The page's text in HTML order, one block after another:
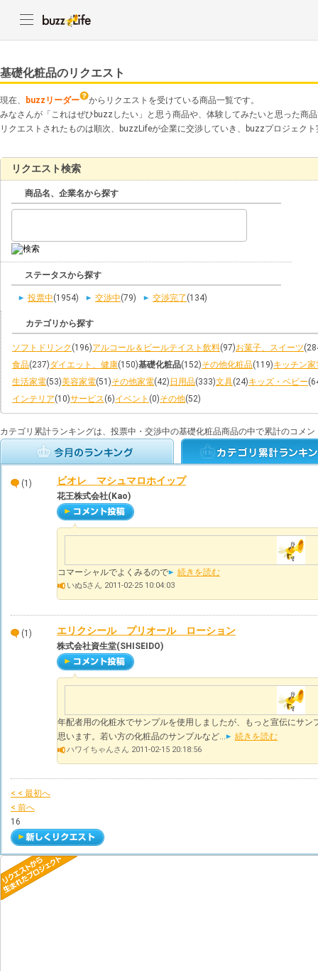
基礎化粧品のリクエスト
現在、 buzzリーダー
からリクエストを受けている商品一覧です。
みなさんが「これはぜひbuzzしたい」と思う商品や、体験してみたいと思った商
リクエストされたものは順次、buzzLifeが企業に交渉していき、buzzプロジェク
リクエスト検索
商品名、企業名から探す
ステータスから探す
投票中(1954) 交渉中(79) 交渉完了 (134)
カテゴリから探す
ソフトドリンク (196)アルコール＆ビールテイスト飲料(97)お菓子、スイーツ
食品(237)ダイエット、健康(150)基礎化粧品(152)その他化粧品(119)キッチン家
生活家電(53)美容家電(51)その他家電(42) 日用品(333)文具(24)キッズ・ベビー
インテリア(10)サービス(6)イベント (0)その他(52)
カテゴリ累計ランキングは、投票中・交渉中の基礎化粧品商品の中で累計のコメ
(1) ビオレ マシュマロホイップ
花王株式会社(Kao)
コマーシャルでよくみるので 続きを読む
いぬ5さん 2011-02-25 10:04:03
(1) エリクシール プリオール ローション
株式会社資生堂(SHISEIDO)
年配者用の化粧水でサンプルを使用しましたが、もっと宣伝にサ
思います。若い方の化粧品のサンプルなど...
続きを読む
ハワイちゃんさん 2011-02-15 20:18:56
< < 最初へ
< 前へ
16